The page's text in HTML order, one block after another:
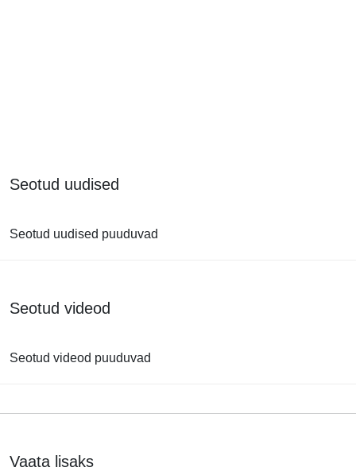
Seotud uudised
Seotud uudised puuduvad
Seotud videod
Seotud videod puuduvad
Vaata lisaks